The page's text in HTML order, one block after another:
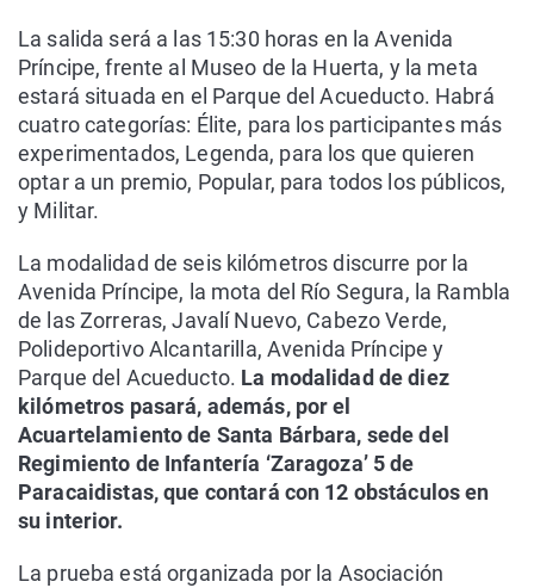
La salida será a las 15:30 horas en la Avenida
Príncipe, frente al Museo de la Huerta, y la meta
estará situada en el Parque del Acueducto. Habrá
cuatro categorías: Élite, para los participantes más
experimentados, Legenda, para los que quieren
optar a un premio, Popular, para todos los públicos,
y Militar.
La modalidad de seis kilómetros discurre por la
Avenida Príncipe, la mota del Río Segura, la Rambla
de las Zorreras, Javalí Nuevo, Cabezo Verde,
Polideportivo Alcantarilla, Avenida Príncipe y
Parque del Acueducto. La modalidad de diez
kilómetros pasará, además, por el
Acuartelamiento de Santa Bárbara, sede del
Regimiento de Infantería ‘Zaragoza’ 5 de
Paracaidistas, que contará con 12 obstáculos en
su interior.
La prueba está organizada por la Asociación